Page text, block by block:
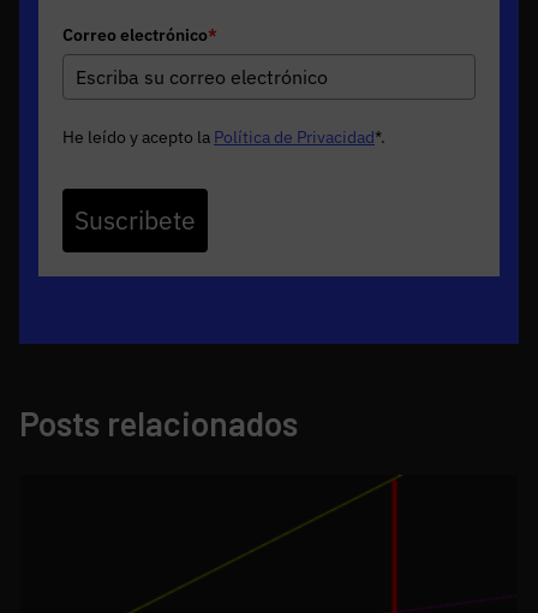
Correo electrónico*
He leído y acepto la Política de Privacidad*.
Suscribete
Posts relacionados